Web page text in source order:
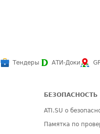
Тендеры АТИ-Доки
БЕЗОПАСНОСТЬ
ATI.SU о
Памятка по